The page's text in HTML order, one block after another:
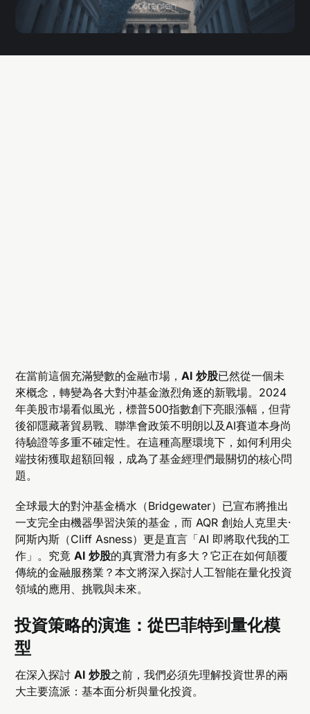
在當前這個充滿變數的金融市場，AI 炒股已然從一個未
來概念，轉變為各大對沖基金激烈角逐的新戰場。2024
年美股市場看似風光，標普500指數創下亮眼漲幅，但背
後卻隱藏著貿易戰、聯準會政策不明朗以及AI賽道本身尚
待驗證等多重不確定性。在這種高壓環境下，如何利用尖
端技術獲取超額回報，成為了基金經理們最關切的核心問
題。
全球最大的對沖基金橋水（Bridgewater）已宣布將推出
一支完全由機器學習決策的基金，而 AQR 創始人克里夫·
阿斯內斯（Cliff Asness）更是直言「AI 即將取代我的工
作」。究竟AI 炒股的真實潛力有多大？它正在如何顛覆
傳統的金融服務業？本文將深入探討人工智能在量化投資
領域的應用、挑戰與未來。
投資策略的演進：從巴菲特到量化模
型
在深入探討AI 炒股之前，我們必須先理解投資世界的兩
大主要流派：基本面分析與量化投資。